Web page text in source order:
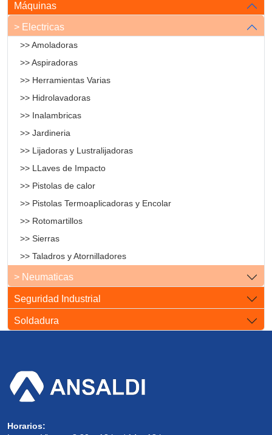
Máquinas
> Electricas
>> Amoladoras
>> Aspiradoras
>> Herramientas Varias
>> Hidrolavadoras
>> Inalambricas
>> Jardineria
>> Lijadoras y Lustralijadoras
>> LLaves de Impacto
>> Pistolas de calor
>> Pistolas Termoaplicadoras y Encolar
>> Rotomartillos
>> Sierras
>> Taladros y Atornilladores
> Neumaticas
Seguridad Industrial
Soldadura
Horarios: